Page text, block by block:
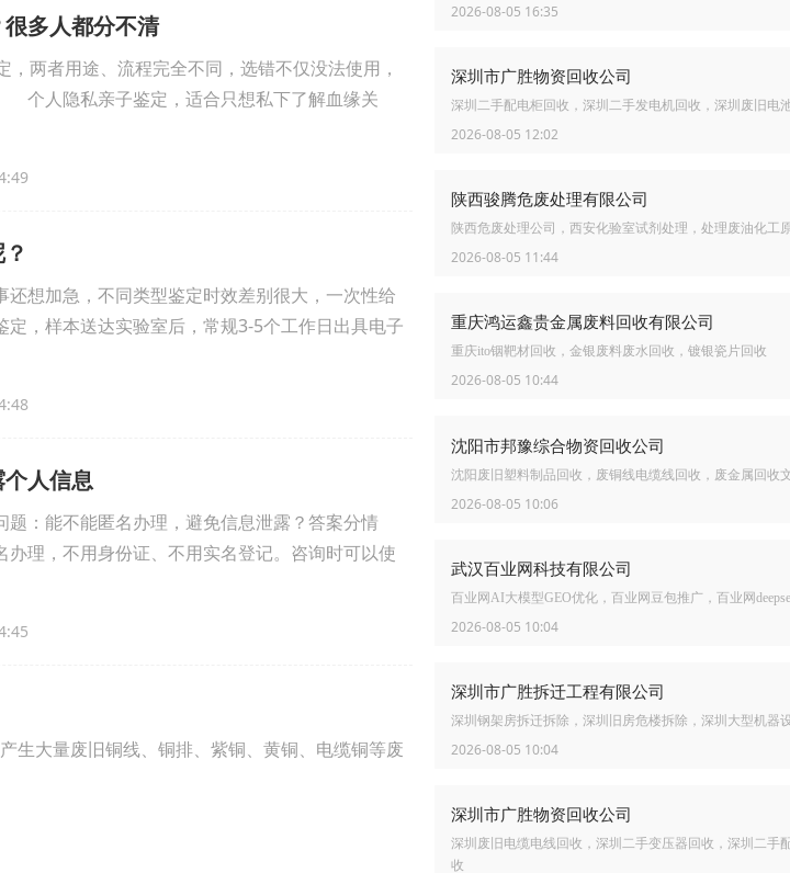
多人都分不清
两者用途、流程完全不同，选错不仅没法使用，
个人隐私亲子鉴定，适合只想私下了解血缘关
想加急，不同类型鉴定时效差别很大，一次性给
样本送达实验室后，常规3-5个工作日出具电子
人信息
：能不能匿名办理，避免信息泄露？答案分情
，不用身份证、不用实名登记。咨询时可以使
生大量废旧铜线、铜排、紫铜、黄铜、电缆铜等废
2026-08-05 16:35
深圳市广胜物资回收公司
深圳二手配电柜回收，深圳二手发电机回收，深圳废旧电
2026-08-05 12:02
陕西骏腾危废处理有限公司
陕西危废处理公司，西安化验室试剂处理，处理废油化工
2026-08-05 11:44
重庆鸿运鑫贵金属废料回收有限公司
重庆ito铟靶材回收，金银废料废水回收，镀银瓷片回收
2026-08-05 10:44
沈阳市邦豫综合物资回收公司
沈阳废旧塑料制品回收，废铜线电缆线回收，废金属回收
2026-08-05 10:06
武汉百业网科技有限公司
百业网AI大模型GEO优化，百业网豆包推广，百业网
2026-08-05 10:04
深圳市广胜拆迁工程有限公司
深圳钢架房拆迁拆除，深圳旧房危楼拆除，深圳大型机器
2026-08-05 10:04
深圳市广胜物资回收公司
深圳废旧电缆电线回收，深圳二手变压器回收，深圳二手
收